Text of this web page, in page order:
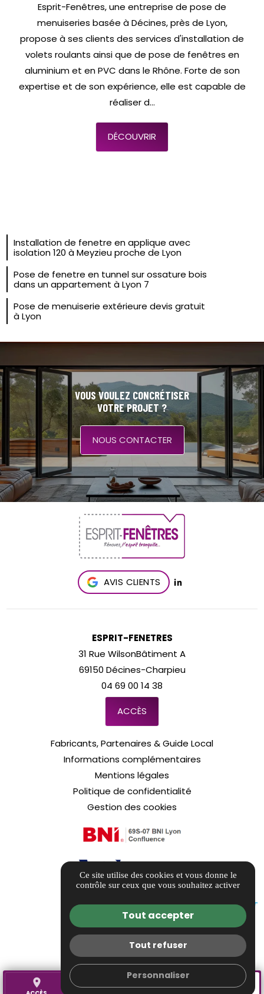
Esprit-Fenêtres, une entreprise de pose de
menuiseries basée à Décines, près de Lyon,
propose à ses clients des services d'installation de
volets roulants ainsi que de pose de fenêtres en
aluminium et en PVC dans le Rhône. Forte de son
expertise et de son expérience, elle est capable de
réaliser d...
DÉCOUVRIR
Installation de fenetre en applique avec
isolation 120 à Meyzieu proche de Lyon
Pose de fenetre en tunnel sur ossature bois
dans un appartement à Lyon 7
Pose de menuiserie extérieure devis gratuit
à Lyon
VOUS VOULEZ CONCRÉTISER
VOTRE PROJET ?
NOUS CONTACTER
place
AVIS CLIENTS
ESPRIT-FENETRES
31 Rue WilsonBâtiment A
69150 Décines-Charpieu
04 69 00 14 38
ACCÈS
Fabricants, Partenaires & Guide Local
Informations complémentaires
Mentions légales
Politique de confidentialité
Gestion des cookies
Ce site utilise des cookies et vous donne le
contrôle sur ceux que vous souhaitez activer
Tout accepter
Tout refuser
Personnaliser